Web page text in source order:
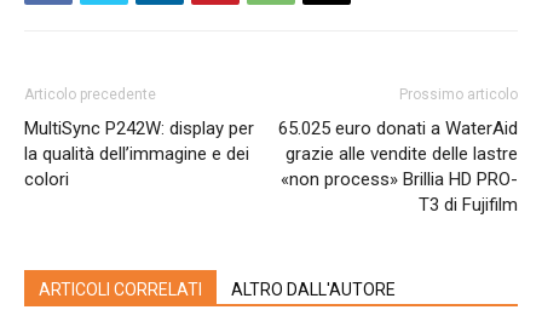
Articolo precedente
MultiSync P242W: display per
la qualità dell’immagine e dei
colori
Prossimo articolo
65.025 euro donati a WaterAid
grazie alle vendite delle lastre
«non process» Brillia HD PRO-
T3 di Fujifilm
ARTICOLI CORRELATI ALTRO DALL'AUTORE